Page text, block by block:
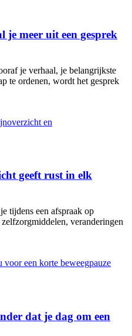
je meer uit een gesprek
je verhaal, je belangrijkste
te ordenen, wordt het gesprek
geeft rust in elk
tijdens een afspraak op
veranderingen
dat je dag om een